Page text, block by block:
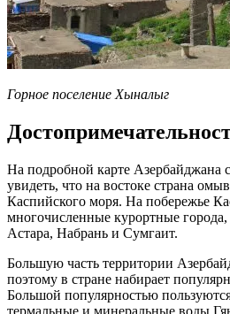
Горное поселение Хыналыг
На подробной карте Азербайджана
увидеть, что на востоке страна
Каспийского моря. На побережье
многочисленные курортные
Астара, Набрань и Сумгаит.
Большую часть территории
поэтому в стране набирает
Большой популярностью
термальные и минеральные воды